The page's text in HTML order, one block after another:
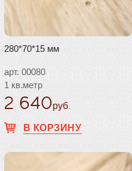
280*70*15 мм
арт. 00080
1 кв.метр
2 640руб.
В КОРЗИНУ